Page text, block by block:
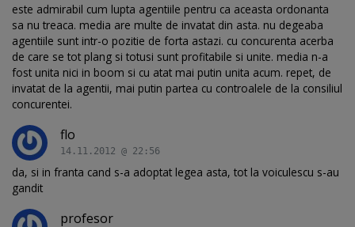
este admirabil cum lupta agentiile pentru ca aceasta ordonanta
sa nu treaca. media are multe de invatat din asta. nu degeaba
agentiile sunt intr-o pozitie de forta astazi. cu concurenta acerba
de care se tot plang si totusi sunt profitabile si unite. media n-a
fost unita nici in boom si cu atat mai putin unita acum. repet, de
invatat de la agentii, mai putin partea cu controalele de la consiliul
concurentei.
flo
14.11.2012 @ 22:56
da, si in franta cand s-a adoptat legea asta, tot la voiculescu s-au
gandit
profesor